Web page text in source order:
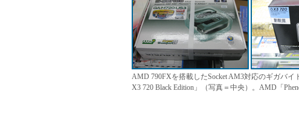
AMD 790FXを搭載したSocket AM3対応のギガバ
X3 720 Black Edition」（写真＝中央）。AMD「